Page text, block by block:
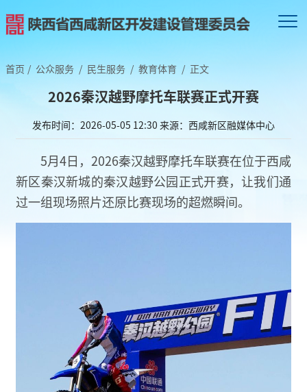
首页 / 公众服务 / 民生服务 / 教育体育 / 正文
2026秦汉越野摩托车联赛正式开赛
发布时间：2026-05-05 12:30 来源：西咸新区融媒体中心
5月4日，2026秦汉越野摩托车联赛在位于西咸
新区秦汉新城的秦汉越野公园正式开赛，让我们通
过一组现场照片还原比赛现场的超燃瞬间。